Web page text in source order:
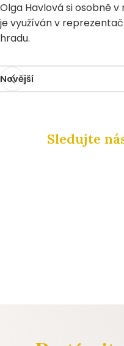
Olga Havlová si osobně
je využíván v
hradu.
Novější
Sledujte